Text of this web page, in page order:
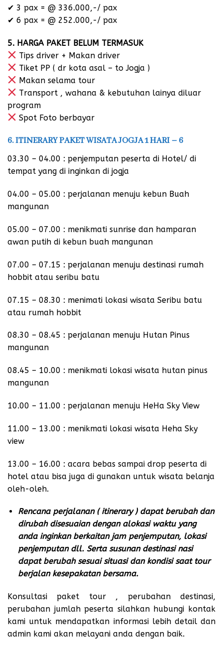
✔ 3 pax = @ 336.000,-/ pax
✔ 6 pax = @ 252.000,-/ pax
5. HARGA PAKET BELUM TERMASUK
Tips driver + Makan driver
Tiket PP ( dr kota asal – to Jogja )
Makan selama tour
Transport , wahana & kebutuhan lainya diluar
program
Spot Foto berbayar
6.ITINERARY PAKET WISATA JOGJA 1 HARI – 6
03.30 – 04.00 : penjemputan peserta di Hotel/ di
tempat yang di inginkan di jogja
04.00 – 05.00 : perjalanan menuju kebun Buah
mangunan
05.00 – 07.00 : menikmati sunrise dan hamparan
awan putih di kebun buah mangunan
07.00 – 07.15 : perjalanan menuju destinasi rumah
hobbit atau seribu batu
07.15 – 08.30 : menimati lokasi wisata Seribu batu
atau rumah hobbit
08.30 – 08.45 : perjalanan menuju Hutan Pinus
mangunan
08.45 – 10.00 : menikmati lokasi wisata hutan pinus
mangunan
10.00 – 11.00 : perjalanan menuju HeHa Sky View
11.00 – 13.00 : menikmati lokasi wisata Heha Sky
view
13.00 – 16.00 : acara bebas sampai drop peserta di
hotel atau bisa juga di gunakan untuk wisata belanja
oleh-oleh.
Rencana perjalanan ( itinerary ) dapat berubah dan
dirubah disesuaian dengan alokasi waktu yang
anda inginkan berkaitan jam penjemputan, lokasi
penjemputan dll. Serta susunan destinasi nasi
dapat berubah sesuai situasi dan kondisi saat tour
berjalan kesepakatan bersama.
Konsultasi paket tour , perubahan destinasi,
perubahan jumlah peserta silahkan hubungi kontak
kami untuk mendapatkan informasi lebih detail dan
admin kami akan melayani anda dengan baik.